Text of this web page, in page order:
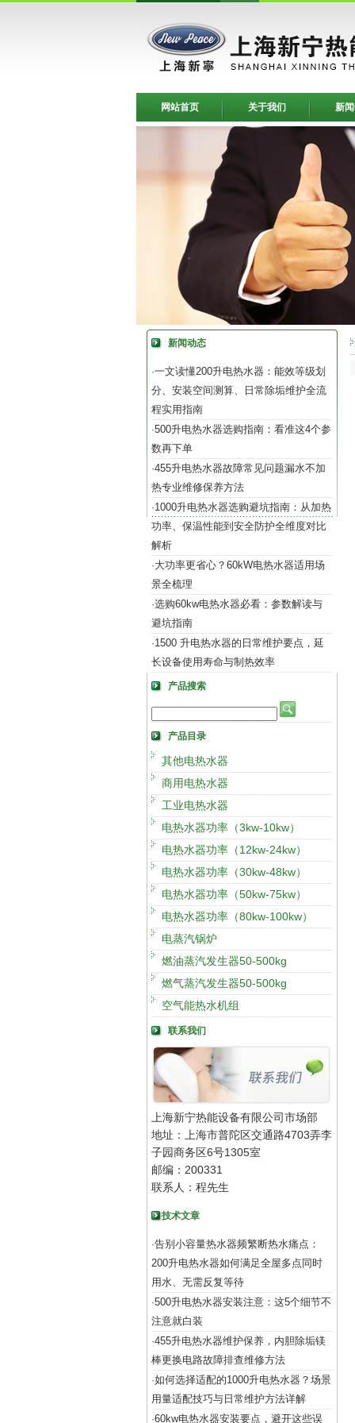
网站首页 关于我们 新
新闻动态
·一文读懂200升电热水器：能效等级划
分、安装空间测算、日常除垢维护全流
程实用指南
·500升电热水器选购指南：看准这4个参
数再下单
·455升电热水器故障常见问题漏水不加
热专业维修保养方法
·1000升电热水器选购避坑指南：从加热
功率、保温性能到安全防护全维度对比
解析
·大功率更省心？60kW电热水器适用场
景全梳理
·选购60kw电热水器必看：参数解读与
避坑指南
·1500 升电热水器的日常维护要点，延
长设备使用寿命与制热效率
产品搜索
产品目录
其他电热水器
商用电热水器
工业电热水器
电热水器功率（3kw-10kw）
电热水器功率（12kw-24kw）
电热水器功率（30kw-48kw）
电热水器功率（50kw-75kw）
电热水器功率（80kw-100kw）
电蒸汽锅炉
燃油蒸汽发生器50-500kg
燃气蒸汽发生器50-500kg
空气能热水机组
联系我们
上海新宁热能设备有限公司市场部
地址：上海市普陀区交通路4703弄李
子园商务区6号1305室
邮编：200331
联系人：程先生
技术文章
·告别小容量热水器频繁断热水痛点：
200升电热水器如何满足全屋多点同时
用水、无需反复等待
·500升电热水器安装注意：这5个细节不
注意就白装
·455升电热水器维护保养，内胆除垢镁
棒更换电路故障排查维修方法
·如何选择适配的1000升电热水器？场景
用量适配技巧与日常维护方法详解
·60kw电热水器安装要点，避开这些误